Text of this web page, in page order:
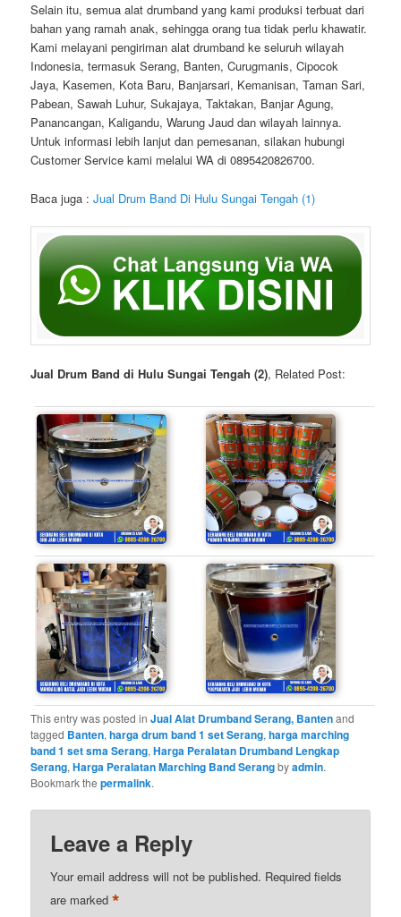
Selain itu, semua alat drumband yang kami produksi terbuat dari
bahan yang ramah anak, sehingga orang tua tidak perlu khawatir.
Kami melayani pengiriman alat drumband ke seluruh wilayah
Indonesia, termasuk Serang, Banten, Curugmanis, Cipocok
Jaya, Kasemen, Kota Baru, Banjarsari, Kemanisan, Taman Sari,
Pabean, Sawah Luhur, Sukajaya, Taktakan, Banjar Agung,
Panancangan, Kaligandu, Warung Jaud dan wilayah lainnya.
Untuk informasi lebih lanjut dan pemesanan, silakan hubungi
Customer Service kami melalui WA di 0895420826700.
Baca juga :Jual Drum Band Di Hulu Sungai Tengah (1)
Jual Drum Band di Hulu Sungai Tengah (2), Related Post:
This entry was posted inJual Alat Drumband Serang, Bantenand
tagged Banten,harga drum band 1 set Serang,harga marching
band 1 set sma Serang,Harga Peralatan Drumband Lengkap
Serang,Harga Peralatan Marching Band Serangbyadmin.
Bookmark thepermalink.
Leave a Reply
Your email address will not be published. Required fields
are marked*